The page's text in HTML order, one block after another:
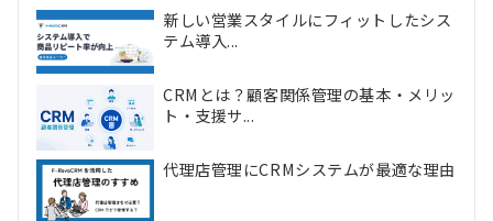
新しい営業スタイルにフィットしたシス
テム導入...
CRMとは？顧客関係管理の基本・メリッ
ト・支援サ...
代理店管理にCRMシステムが最適な理由